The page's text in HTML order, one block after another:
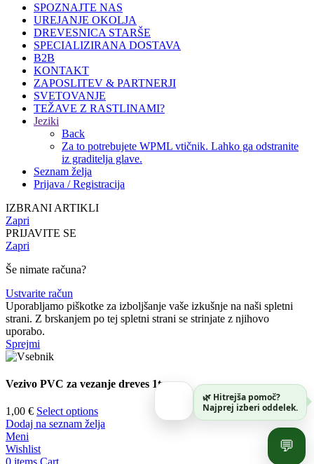
SPOZNAJTE NAS
UREJANJE OKOLJA
DREVESNICA STARŠE
SPECIALIZIRANA DOSTAVA
B2B
KONTAKT
ZAPOSLITEV & PARTNERJI
SVETOVANJE
TEŽAVE Z RASTLINAMI?
Jeziki
Back
Za to potrebujete WPML vtičnik. Lahko ga odstranite
iz graditelja glave.
Seznam želja
Prijava / Registracija
IZBRANI ARTIKLI
Zapri
PRIJAVITE SE
Zapri
Še nimate računa?
Ustvarite račun
Uporabljamo piškotke za izboljšanje vaše izkušnje na naši spletni
strani. Z brskanjem po tej spletni strani se strinjate z njihovo
uporabo.
Sprejmi
Vezivo PVC za vezanje dreves 1tm
1,00 € Select options
Dodaj na seznam želja
💬
🌿 Hitrejša pomoč?
Najprej izberi oddelek.
Meni
Wishlist
0 items Cart